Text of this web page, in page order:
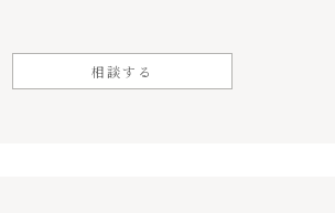
相談する